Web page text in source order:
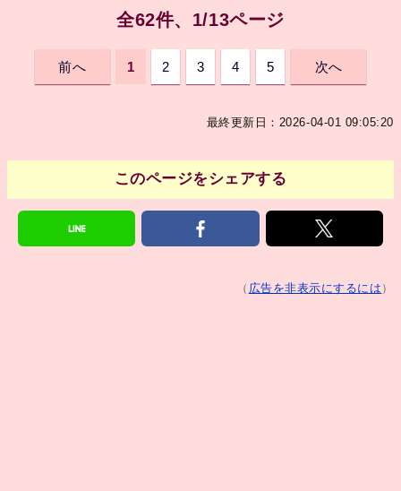
全62件、1/13ページ
前へ 1 2 3 4 5 次へ
最終更新日：2026-04-01 09:05:20
このページをシェアする
（ 広告を非表示にするには ）